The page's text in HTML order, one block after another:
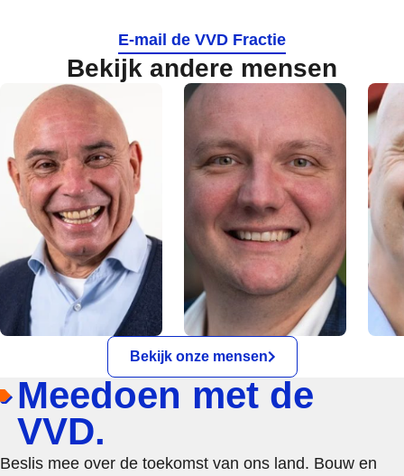
E-mail de VVD Fractie
Bekijk andere mensen
Bekijk onze mensen
Meedoen met de
VVD.
Beslis mee over de toekomst van ons land. Bouw en